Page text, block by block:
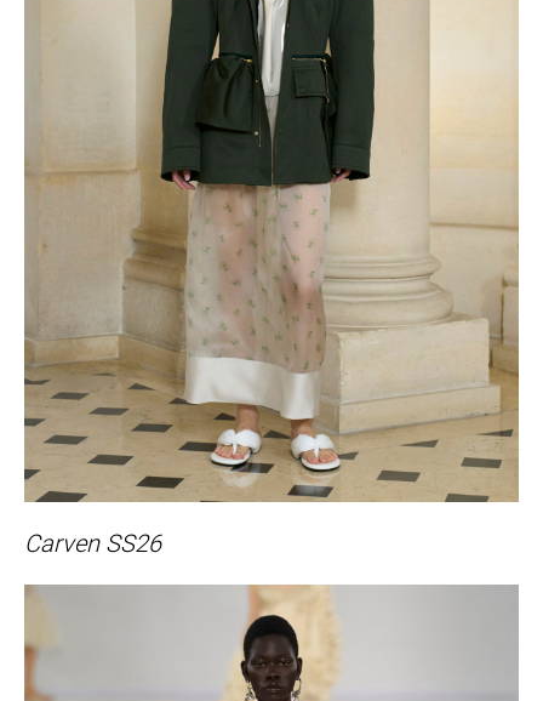
Carven SS26